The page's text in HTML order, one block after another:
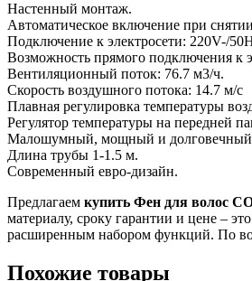
Настенный монтаж.
Автоматическое включение при
Подключение к электросети: 220V-/
Возможность прямого подключения к
Вентиляционный поток: 76.7 м3/ч.
Скорость воздушного потока: 14.7 м/с
Плавная регулировка температуры
Регулятор температуры на передней
Малошумный, мощный и долговечный
Длина трубы 1-1.5 м.
Современный евро-дизайн.
Предлагаем купить Фен для волос
материалу, сроку гарантии и цене –
расширенным набором функций. По
Похожие товары